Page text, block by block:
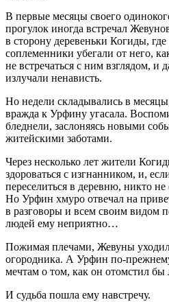
В первые месяцы своего
прогулок иногда встречал
в сторону деревеньки Когиды,
соплеменники убегали от него,
не встречаться с ним взглядом, и
излучали ненависть.
Но недели складывались в
вражда к Урфину угасала.
бледнели, заслоняясь новыми
житейскими заботами.
Через несколько лет жители
здороваться с изгнанником, и,
переселиться в деревню, никто
Но Урфин хмуро отвечал на
в разговоры и всем своим видом
людей ему неприятно…
Пожимая плечами, Жевуны
огородника. А Урфин по-
мечтам о том, как он отомстил бы
И судьба пошла ему навстречу.